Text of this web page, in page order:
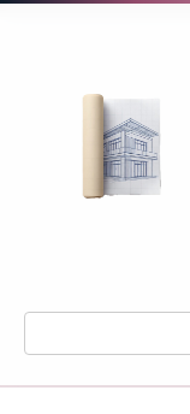
Перейти
Поиск: